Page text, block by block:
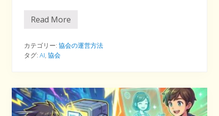
協
用
A
I
A
I
）
Read More
カテゴリー: 協会の運営方法
タグ: AI, 協会